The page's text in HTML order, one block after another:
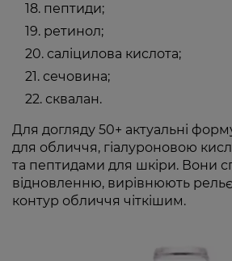
пептиди;
ретинол;
саліцилова кислота;
сечовина;
сквалан.
Для догляду 50+ актуальні
для обличчя, гіалуроновою
та пептидами для шкіри. Вони
відновленню, вирівнюють
контур обличчя чіткішим.